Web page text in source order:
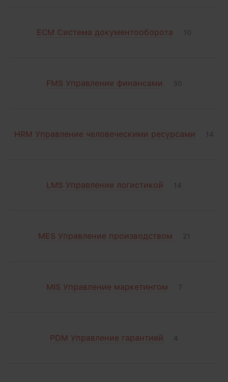
ECM Система документооборота 10
FMS Управление финансами 30
HRM Управление человеческими ресурсами 14
LMS Управление логистикой 14
MES Управление производством 21
MIS Управление маркетингом 7
PDM Управление гарантией 4